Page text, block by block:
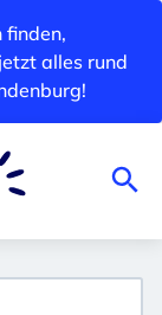
finden,
alles rund